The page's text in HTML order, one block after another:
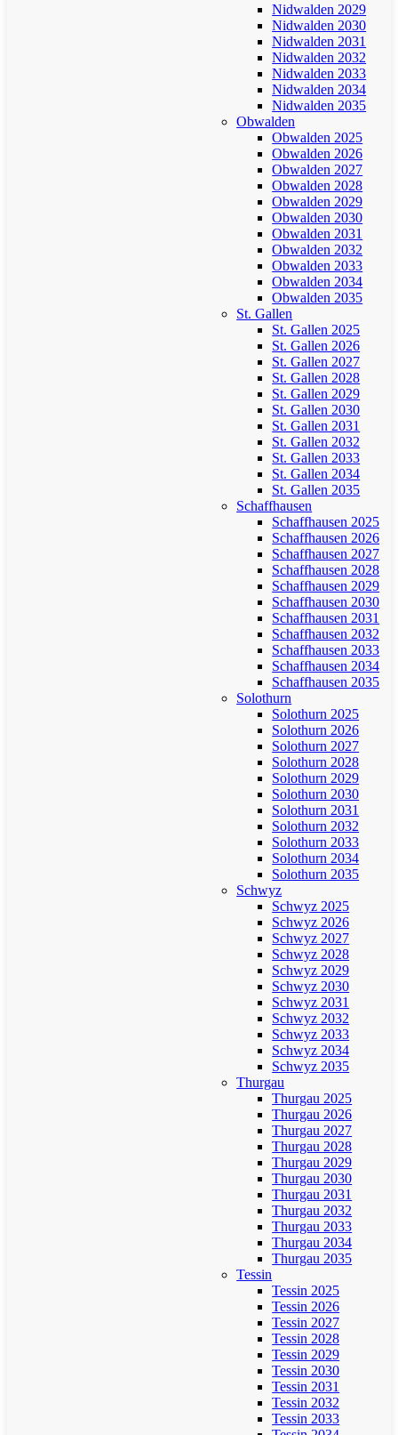
Nidwalden 2029
Nidwalden 2030
Nidwalden 2031
Nidwalden 2032
Nidwalden 2033
Nidwalden 2034
Nidwalden 2035
Obwalden
Obwalden 2025
Obwalden 2026
Obwalden 2027
Obwalden 2028
Obwalden 2029
Obwalden 2030
Obwalden 2031
Obwalden 2032
Obwalden 2033
Obwalden 2034
Obwalden 2035
St. Gallen
St. Gallen 2025
St. Gallen 2026
St. Gallen 2027
St. Gallen 2028
St. Gallen 2029
St. Gallen 2030
St. Gallen 2031
St. Gallen 2032
St. Gallen 2033
St. Gallen 2034
St. Gallen 2035
Schaffhausen
Schaffhausen 2025
Schaffhausen 2026
Schaffhausen 2027
Schaffhausen 2028
Schaffhausen 2029
Schaffhausen 2030
Schaffhausen 2031
Schaffhausen 2032
Schaffhausen 2033
Schaffhausen 2034
Schaffhausen 2035
Solothurn
Solothurn 2025
Solothurn 2026
Solothurn 2027
Solothurn 2028
Solothurn 2029
Solothurn 2030
Solothurn 2031
Solothurn 2032
Solothurn 2033
Solothurn 2034
Solothurn 2035
Schwyz
Schwyz 2025
Schwyz 2026
Schwyz 2027
Schwyz 2028
Schwyz 2029
Schwyz 2030
Schwyz 2031
Schwyz 2032
Schwyz 2033
Schwyz 2034
Schwyz 2035
Thurgau
Thurgau 2025
Thurgau 2026
Thurgau 2027
Thurgau 2028
Thurgau 2029
Thurgau 2030
Thurgau 2031
Thurgau 2032
Thurgau 2033
Thurgau 2034
Thurgau 2035
Tessin
Tessin 2025
Tessin 2026
Tessin 2027
Tessin 2028
Tessin 2029
Tessin 2030
Tessin 2031
Tessin 2032
Tessin 2033